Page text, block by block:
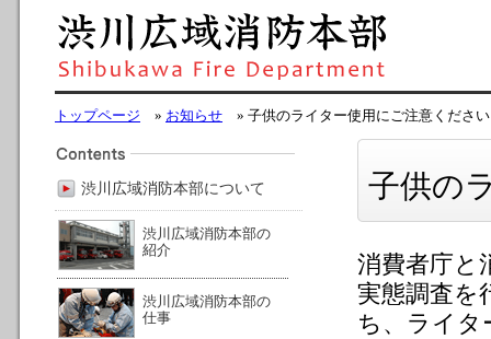
トップページ » お知らせ » 子供のライター使用にご注意ください
渋川広域消防本部について
渋川広域消防本部の
紹介
渋川広域消防本部の
仕事
子供の
消費者庁と
実態調査を
ち、ライタ